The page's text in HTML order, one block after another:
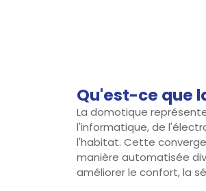
Qu'est-ce que
La domotique
l'informatique, de
l'habitat. Cette
manière automatisée
améliorer le confort, la